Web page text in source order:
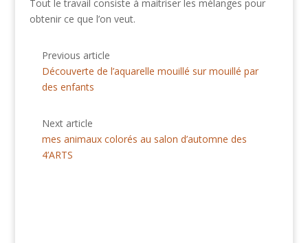
Tout le travail consiste à maitriser les mélanges pour
obtenir ce que l’on veut.
Previous article
Découverte de l’aquarelle mouillé sur mouillé par
des enfants
Next article
mes animaux colorés au salon d’automne des
4’ARTS